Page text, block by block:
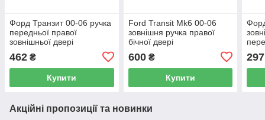
Форд Транзит 00-06 ручка
передньої правої
зовнішньої двері
462 ₴
Купити
Ford Transit Mk6 00-06
зовнішня ручка правої
бічної двері
600₴
Купити
297
Акційні пропозиції та новинки